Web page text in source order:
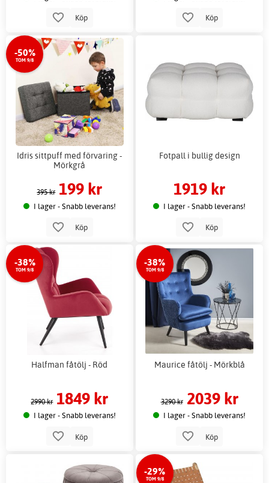
Köp Köp
-50%
TOM 9/8
Idris sittpuff med förvaring -
Mörkgrå
395 kr 199 kr
I lager - Snabb leverans!
Köp
Fotpall i bullig design
1919 kr
I lager - Snabb leverans!
Köp
-38%
TOM 9/8
Halfman fåtölj - Röd
2990 kr 1849 kr
I lager - Snabb leverans!
Köp
-38%
TOM 9/8
Maurice fåtölj - Mörkblå
3290 kr 2039 kr
I lager - Snabb leverans!
Köp
-29%
TOM 9/8